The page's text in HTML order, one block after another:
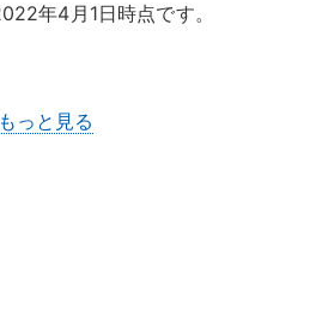
年4月1日時点です。
っと見る